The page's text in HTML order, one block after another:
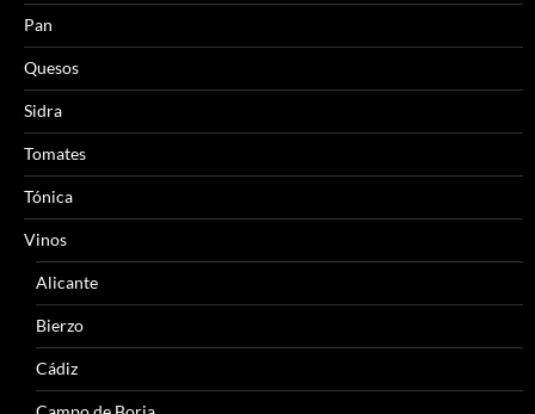
Pan
Quesos
Sidra
Tomates
Tónica
Vinos
Alicante
Bierzo
Cádiz